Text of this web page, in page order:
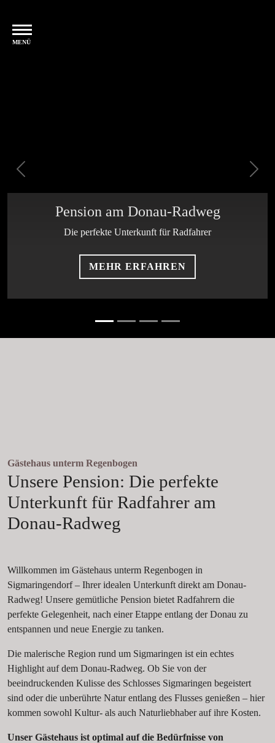
MENÜ
Pension am Donau-Radweg
Die perfekte Unterkunft für Radfahrer
MEHR ERFAHREN
Previous Next
Gästehaus unterm Regenbogen
Unsere Pension: Die perfekte
Unterkunft für Radfahrer am
Donau-Radweg
Willkommen im Gästehaus unterm Regenbogen in
Sigmaringendorf – Ihrer idealen Unterkunft direkt am Donau-
Radweg! Unsere gemütliche Pension bietet Radfahrern die
perfekte Gelegenheit, nach einer Etappe entlang der Donau zu
entspannen und neue Energie zu tanken.
Die malerische Region rund um Sigmaringen ist ein echtes
Highlight auf dem Donau-Radweg. Ob Sie von der
beeindruckenden Kulisse des Schlosses Sigmaringen begeistert
sind oder die unberührte Natur entlang des Flusses genießen – hier
kommen sowohl Kultur- als auch Naturliebhaber auf ihre Kosten.
Unser Gästehaus ist optimal auf die Bedürfnisse von